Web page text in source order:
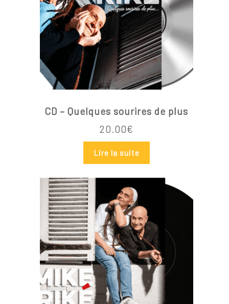
Votre panier est vide.
CD – Quelques sourires de plus
20.00€
Lire la suite